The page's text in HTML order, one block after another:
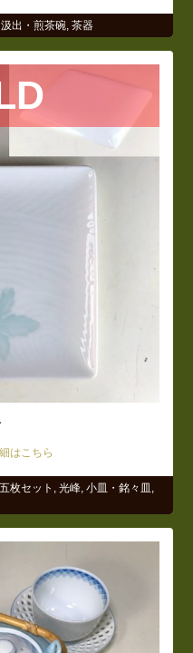
,汲出・煎茶碗 ,茶器
はこちら
五枚セット ,光峰,小皿・銘々皿 ,